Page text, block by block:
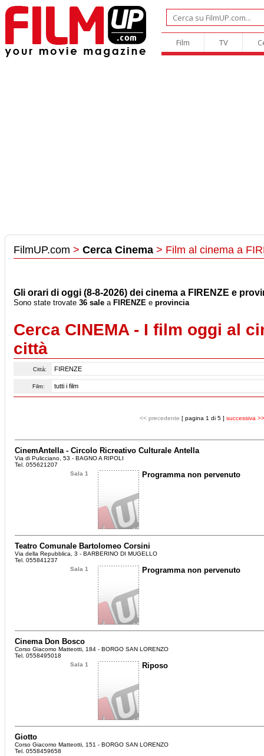
Film TV
FilmUP.com > Cerca Cinema > Film al cinema a
Gli orari di oggi (8-8-2026) dei cinema a FIRENZE e
Sono state trovate 36 sale a FIRENZE e provincia
Cerca CINEMA - I film oggi al
città
Città:
Film:
<< precedente [ pagina 1 di 5 ] successiva >>
CinemAntella - Circolo Ricreativo Culturale Antella
Via di Pulicciano, 53 - BAGNO A RIPOLI
Tel. 055621207
Sala 1
Programma non pervenuto
Teatro Comunale Bartolomeo Corsini
Via della Repubblica, 3 - BARBERINO DI MUGELLO
Tel. 055841237
Sala 1
Programma non pervenuto
Cinema Don Bosco
Corso Giacomo Matteotti, 184 - BORGO SAN LORENZO
Tel. 0558495018
Sala 1
Riposo
Giotto
Corso Giacomo Matteotti, 151 - BORGO SAN LORENZO
Tel. 0558459658